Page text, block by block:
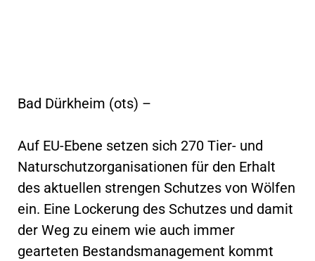
Bad Dürkheim (ots) –
Auf EU-Ebene setzen sich 270 Tier- und
Naturschutzorganisationen für den Erhalt
des aktuellen strengen Schutzes von Wölfen
ein. Eine Lockerung des Schutzes und damit
der Weg zu einem wie auch immer
gearteten Bestandsmanagement kommt